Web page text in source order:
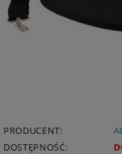
PRODUCENT:
DOSTĘPNOŚĆ: